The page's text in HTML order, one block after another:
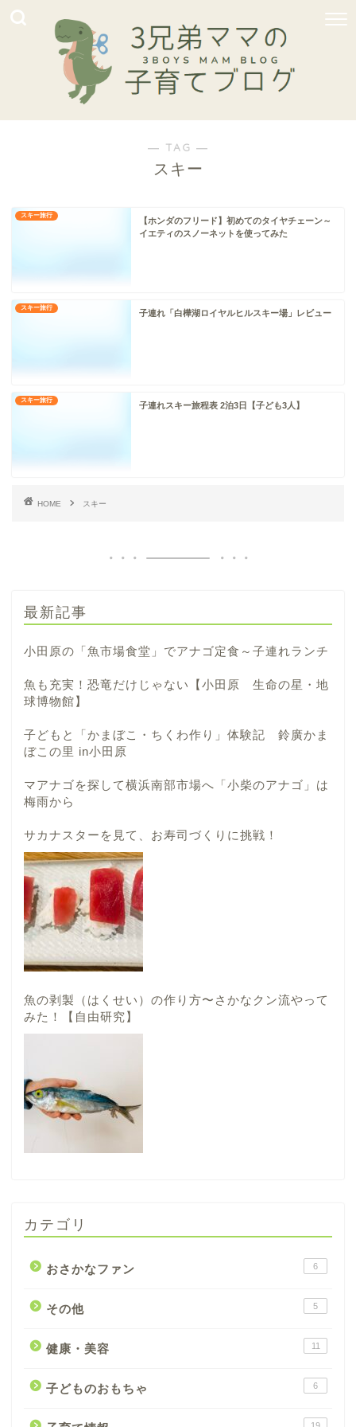
― TAG ―
スキー
スキー旅行
【ホンダのフリード】初めてのタイヤチェーン～
イエティのスノーネットを使ってみた
スキー旅行
子連れ「白樺湖ロイヤルヒルスキー場」レビュー
スキー旅行
子連れスキー旅程表 2泊3日【子ども3人】
HOME スキー
最新記事
小田原の「魚市場食堂」でアナゴ定食～子連れランチ
魚も充実！恐竜だけじゃない【小田原 生命の星・地
球博物館】
子どもと「かまぼこ・ちくわ作り」体験記 鈴廣かま
ぼこの里 in小田原
マアナゴを探して横浜南部市場へ「小柴のアナゴ」は
梅雨から
サカナスターを見て、お寿司づくりに挑戦！
魚の剥製（はくせい）の作り方〜さかなクン流やって
みた！【自由研究】
カテゴリ
おさかなファン 6
その他 5
健康・美容 11
子どものおもちゃ 6